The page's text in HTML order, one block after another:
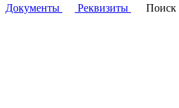
Документы
Реквизиты Поиск